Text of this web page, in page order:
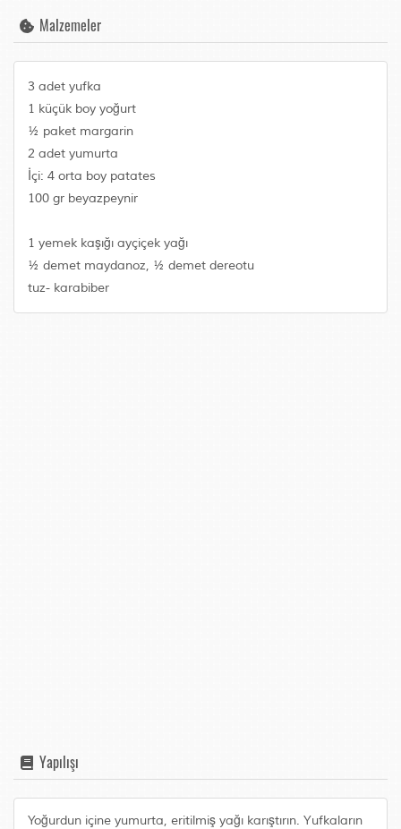
Malzemeler
3 adet yufka
1 küçük boy yoğurt
½ paket margarin
2 adet yumurta
İçi: 4 orta boy patates
100 gr beyazpeynir
1 yemek kaşığı ayçiçek yağı
½ demet maydanoz, ½ demet dereotu
tuz- karabiber
Yapılışı
Yoğurdun içine yumurta, eritilmiş yağı karıştırın. Yufkaların